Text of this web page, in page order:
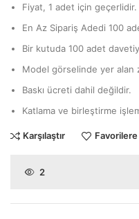
Fiyat, 1 adet için geçerlidir.
En Az Sipariş Adedi 100
Bir kutuda 100 adet
Model görselinde yer alan
Baskı ücreti dahil değildir.
Katlama ve birleştirme
Karşılaştır Favorilere
2